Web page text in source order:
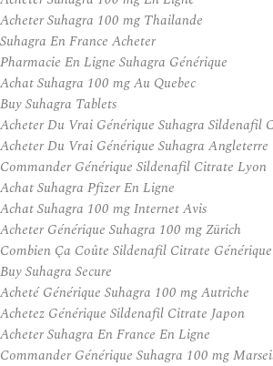
Acheter Suhagra 100 mg Thailande
Suhagra En France Acheter
Pharmacie En Ligne Suhagra Générique
Achat Suhagra 100 mg Au Quebec
Buy Suhagra Tablets
Acheter Du Vrai Générique Suhagra Sildenafil
Acheter Du Vrai Générique Suhagra Angleterre
Commander Générique Sildenafil Citrate Lyon
Achat Suhagra Pfizer En Ligne
Achat Suhagra 100 mg Internet Avis
Acheter Générique Suhagra 100 mg Zürich
Combien Ça Coûte Sildenafil Citrate Générique
Buy Suhagra Secure
Acheté Générique Suhagra 100 mg Autriche
Achetez Générique Sildenafil Citrate Japon
Acheter Suhagra En France En Ligne
Commander Générique Suhagra 100 mg